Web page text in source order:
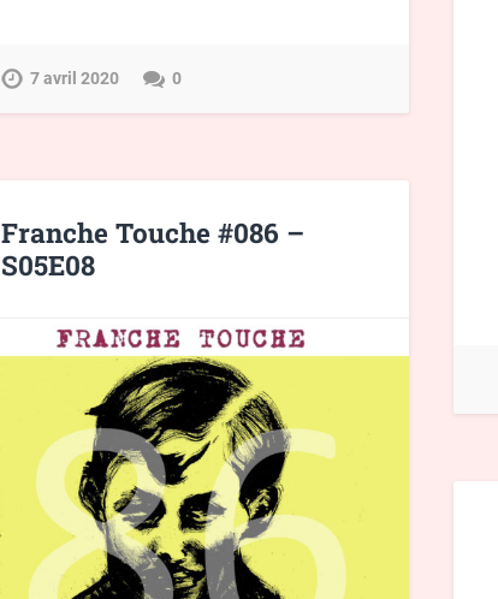
7 avril 2020 0
Franche Touche #086 –
S05E08